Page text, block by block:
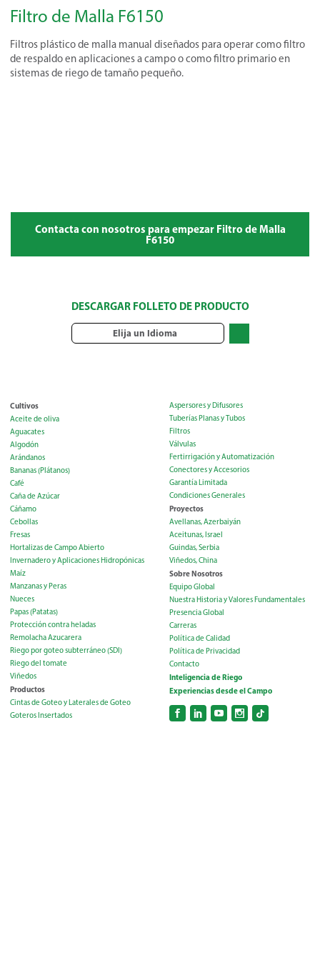
Filtro de Malla F6150
Filtros plástico de malla manual diseñados para operar como filtro
de respaldo en aplicaciones a campo o como filtro primario en
sistemas de riego de tamaño pequeño.
Contacta con nosotros para empezar Filtro de Malla
F6150
DESCARGAR FOLLETO DE PRODUCTO
Elija un Idioma
Cultivos
Aceite de oliva
Aguacates
Algodón
Arándanos
Bananas (Plátanos)
Café
Caña de Azúcar
Cáñamo
Cebollas
Fresas
Hortalizas de Campo Abierto
Invernadero y Aplicaciones Hidropónicas
Maíz
Manzanas y Peras
Nueces
Papas (Patatas)
Protección contra heladas
Remolacha Azucarera
Riego por goteo subterráneo (SDI)
Riego del tomate
Viñedos
Productos
Cintas de Goteo y Laterales de Goteo
Goteros Insertados
Aspersores y Difusores
Tuberías Planas y Tubos
Filtros
Válvulas
Fertirrigación y Automatización
Conectores y Accesorios
Garantía Limitada
Condiciones Generales
Proyectos
Avellanas, Azerbaiyán
Aceitunas, Israel
Guindas, Serbia
Viñedos, China
Sobre Nosotros
Equipo Global
Nuestra Historia y Valores Fundamentales
Presencia Global
Carreras
Política de Calidad
Política de Privacidad
Contacto
Inteligencia de Riego
Experiencias desde el Campo